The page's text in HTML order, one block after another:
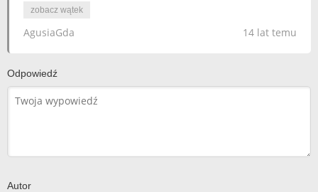
zobacz wątek
14 lat temu
AgusiaGda
Odpowiedź
Autor